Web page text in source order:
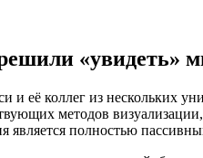
«увидеть»
и её коллег из нескольких
методов
полностью